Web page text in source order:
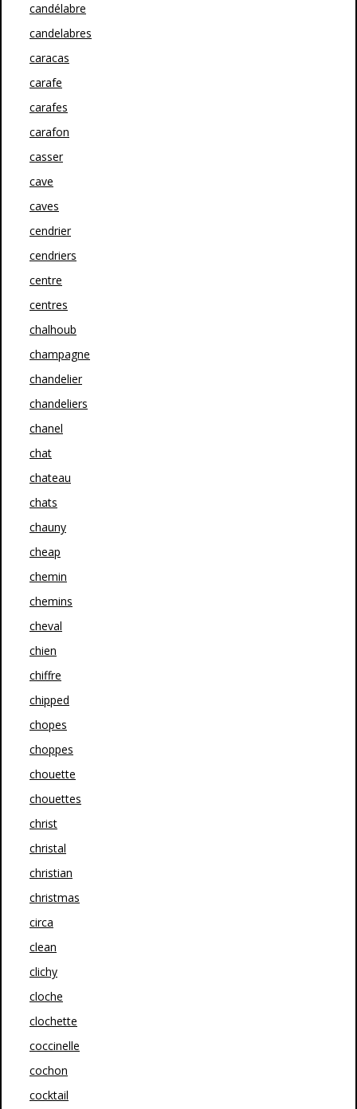
candélabre
candelabres
caracas
carafe
carafes
carafon
casser
cave
caves
cendrier
cendriers
centre
centres
chalhoub
champagne
chandelier
chandeliers
chanel
chat
chateau
chats
chauny
cheap
chemin
chemins
cheval
chien
chiffre
chipped
chopes
choppes
chouette
chouettes
christ
christal
christian
christmas
circa
clean
clichy
cloche
clochette
coccinelle
cochon
cocktail